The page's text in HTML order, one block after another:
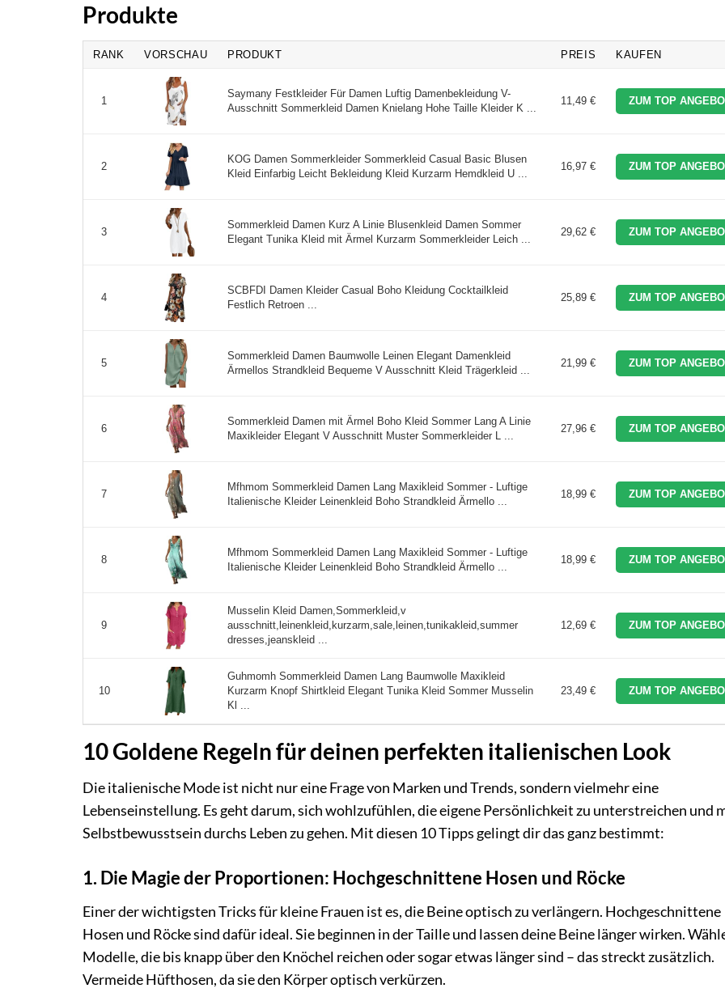
Produkte
RANK VORSCHAU PRODUKT PREIS KAUFEN
1
Saymany Festkleider Für Damen Luftig Damenbekleidung V-
Ausschnitt Sommerkleid Damen Knielang Hohe Taille Kleider K ...
11,49 € ZUM TOP
2
KOG Damen Sommerkleider Sommerkleid Casual Basic Blusen
Kleid Einfarbig Leicht Bekleidung Kleid Kurzarm Hemdkleid U ...
16,97 € ZUM TOP
3
Sommerkleid Damen Kurz A Linie Blusenkleid Damen Sommer
Elegant Tunika Kleid mit Ärmel Kurzarm Sommerkleider Leich ...
29,62 € ZUM TOP
4
SCBFDI Damen Kleider Casual Boho Kleidung Cocktailkleid
Festlich Retroen ...
25,89 € ZUM TOP
5
Sommerkleid Damen Baumwolle Leinen Elegant Damenkleid
Ärmellos Strandkleid Bequeme V Ausschnitt Kleid Trägerkleid ...
21,99 € ZUM TOP
6
Sommerkleid Damen mit Ärmel Boho Kleid Sommer Lang A Linie
Maxikleider Elegant V Ausschnitt Muster Sommerkleider L ...
27,96 € ZUM TOP
7
Mfhmom Sommerkleid Damen Lang Maxikleid Sommer - Luftige
Italienische Kleider Leinenkleid Boho Strandkleid Ärmello ...
18,99 € ZUM TOP
8
Mfhmom Sommerkleid Damen Lang Maxikleid Sommer - Luftige
Italienische Kleider Leinenkleid Boho Strandkleid Ärmello ...
18,99 € ZUM TOP
9
Musselin Kleid Damen,Sommerkleid,v
ausschnitt,leinenkleid,kurzarm,sale,leinen,tunikakleid,summer
dresses,jeanskleid ...
12,69 € ZUM TOP
10
Guhmomh Sommerkleid Damen Lang Baumwolle Maxikleid
Kurzarm Knopf Shirtkleid Elegant Tunika Kleid Sommer Musselin
Kl ...
23,49 € ZUM TOP
10 Goldene Regeln für deinen perfekten italienischen Look
Die italienische Mode ist nicht nur eine Frage von Marken und Trends, sondern vielmehr eine
Lebenseinstellung. Es geht darum, sich wohlzufühlen, die eigene Persönlichkeit zu unterstreichen und
Selbstbewusstsein durchs Leben zu gehen. Mit diesen 10 Tipps gelingt dir das ganz bestimmt:
1. Die Magie der Proportionen: Hochgeschnittene Hosen und Röcke
Einer der wichtigsten Tricks für kleine Frauen ist es, die Beine optisch zu verlängern. Hochgeschnittene
Hosen und Röcke sind dafür ideal. Sie beginnen in der Taille und lassen deine Beine länger wirken.
Modelle, die bis knapp über den Knöchel reichen oder sogar etwas länger sind – das streckt zusätzlich.
Vermeide Hüfthosen, da sie den Körper optisch verkürzen.